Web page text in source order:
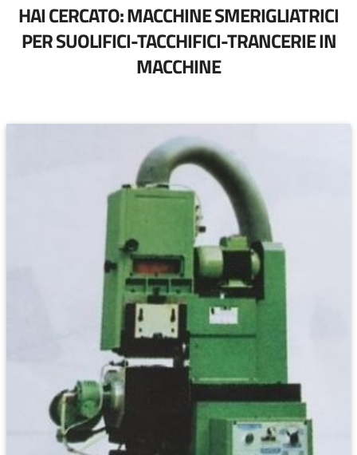
HAI CERCATO: MACCHINE SMERIGLIATRICI
PER SUOLIFICI-TACCHIFICI-TRANCERIE IN
MACCHINE